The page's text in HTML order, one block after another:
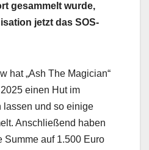
gesammelt wurde,
jetzt das SOS-
hat „Ash The Magician“
einen Hut im
lassen und so einige
Anschließend haben
Summe auf 1.500 Euro